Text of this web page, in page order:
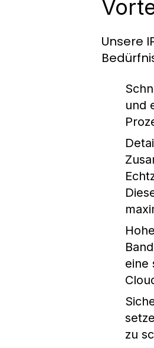
Unsere
und
eine
zu